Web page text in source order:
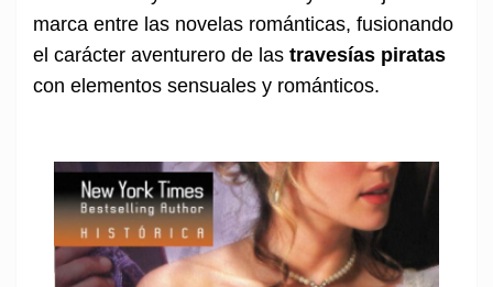
marca entre las novelas románticas, fusionando
el carácter aventurero de las travesías piratas
con elementos sensuales y románticos.